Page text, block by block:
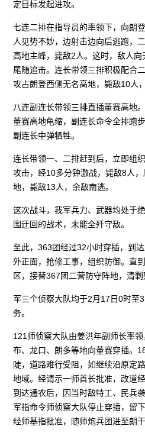
定目标发起进攻。
七连二排在指导员的率领下，向朗
人见势不妙，边射击边向后逃跑，
高地主峰，毙敌2人。这时，敌人
尾随追击。连长带领三排积极配合
攻占朗登西侧无名高地，毙敌10人
八连副连长带领三排直插董赛高地
董赛高地龟缩，副连长命令全排跑
副连长中弹牺牲。
连长带领一、二排赶到后，立即组
攻击，经10多分钟激战，毙敌8人
地，毙敌13人，余敌南逃。
这次战斗，我军兵力、武器均处于
围迂回的战术，未能全歼守敌。
至此，363团经过32小时穿插，到
外正面，抢修工事，组织防御。直
区，接替367团二营防守阵地，清剿
军三个侦察大队均于2月17日0时至
务。
121师侦察大队由姜洪年副师长率
布、龙口、朗多等地向董赛穿插。
陡，道路难行受阻，如继续沿原定
地域。经请示一师首长批准，改道
到达通农后，因当时敌特工、民兵
军指命令师侦察大队停止穿插，留
经师基指批准，随师炮兵团进至朗